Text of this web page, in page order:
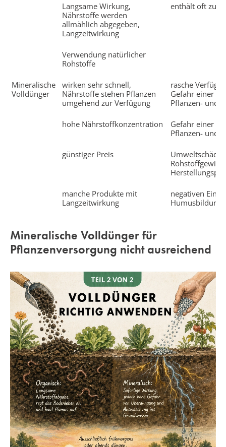
Langsame Wirkung,
Nährstoffe werden
allmählich abgegeben,
Langzeitwirkung
enthält oft zu
Verwendung natürlicher
Rohstoffe
Mineralische
Volldünger
wirken sehr schnell,
Nährstoffe stehen Pflanzen
umgehend zur Verfügung
rasche
Gefahr einer
Pflanzen- und
hohe Nährstoffkonzentration
Gefahr einer
Pflanzen- und
günstiger Preis
manche Produkte mit
Langzeitwirkung
negativen
Humusbildung
Mineralische Volldünger für
Pflanzenversorgung nicht ausreichend